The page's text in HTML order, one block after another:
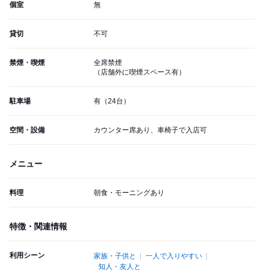
個室 無
貸切 不可
禁煙・喫煙
全席禁煙
（店舗外に喫煙スペース有）
駐車場 有（24台）
空間・設備 カウンター席あり、車椅子で入店可
メニュー
料理 朝食・モーニングあり
特徴・関連情報
利用シーン 家族・子供と
一人で入りやすい
知人・友人と